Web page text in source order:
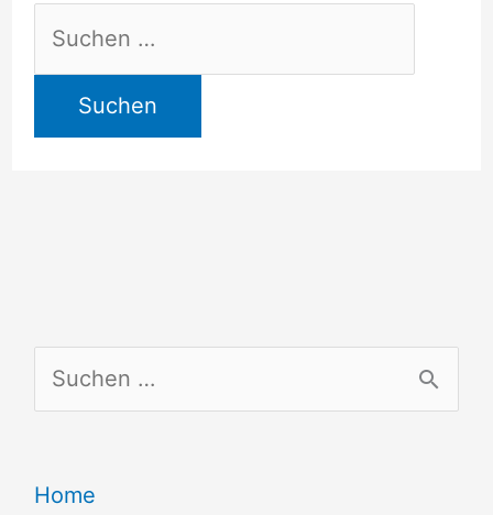
nach:
u
h
Home